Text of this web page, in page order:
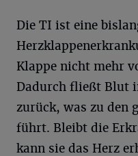
Die TI ist eine
Klappe nicht mehr
Dadurch fließt Blut
zurück, was zu den
führt. Bleibt die
kann sie das Herz